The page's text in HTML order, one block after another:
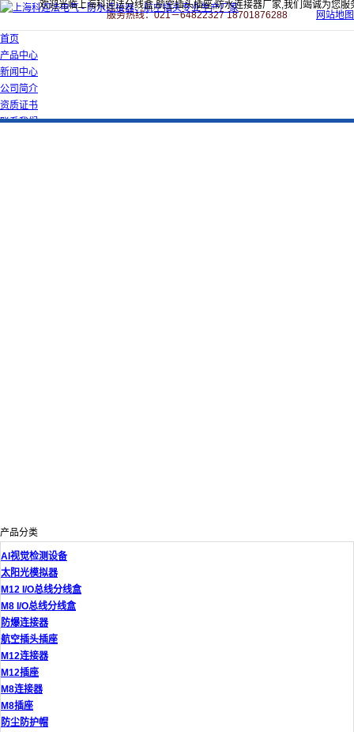
欢迎光临上海科迎法分线盒,航空插头插座,防水连接器厂家,我们竭诚为您服
服务热线：021－64822327 18701876288
网站地图
首页
产品中心
新闻中心
公司简介
资质证书
联系我们
产品分类
AI视觉检测设备
太阳光模拟器
M12 I/O总线分线盒
M8 I/O总线分线盒
防爆连接器
航空插头插座
M12连接器
M12插座
M8连接器
M8插座
防尘防护帽